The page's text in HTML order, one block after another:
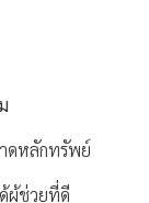
าดหลักทรัพย์
ผู้ช่วยที่ดี